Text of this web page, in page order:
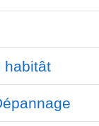
habitât